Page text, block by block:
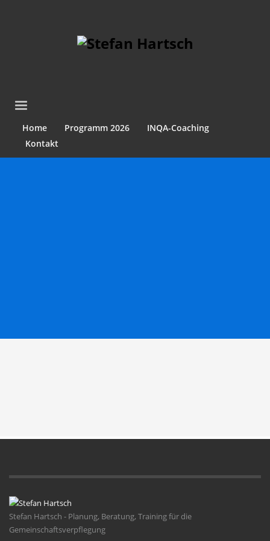
Home Programm 2026
INQA-Coaching
Kontakt
Stefan Hartsch - Planung, Beratung, Training für die
Gemeinschaftsverpflegung